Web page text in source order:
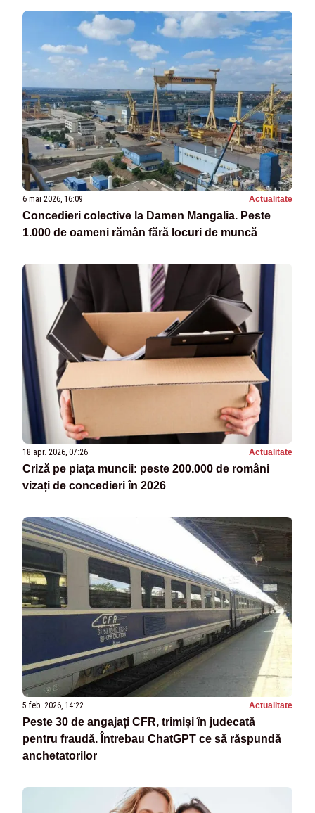
6 mai 2026, 16:09 Actualitate
Concedieri colective la Damen Mangalia. Peste
1.000 de oameni rămân fără locuri de muncă
18 apr. 2026, 07:26 Actualitate
Criză pe piața muncii: peste 200.000 de români
vizați de concedieri în 2026
5 feb. 2026, 14:22 Actualitate
Peste 30 de angajați CFR, trimiși în judecată
pentru fraudă. Întrebau ChatGPT ce să răspundă
anchetatorilor